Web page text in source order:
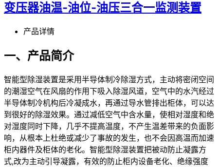
变压器油温-油位-油压三合一监测装置
产品详情
一、产品简介
智能型除湿装置是采用半导体制冷除湿方式，主动将密闭空间
的潮湿空气在风扇的作用下吸入除湿风道，空气中的水汽经过
半导体制冷机构后冷凝成水，再通过导水管排出柜体，可以达
到很好的除湿效果。通过减低空气中含水量，使相对湿度和绝
对湿度同时下降，几乎不提高温度，不产生温差带来的负面影
响，从根本上杜绝或减少了事故的发生，也不会因高温而加速
柜内器件及柜体的老化。智能型除湿装置把被动防止凝露方
式,改为主动引导凝露，有效的防止柜内设备老化、绝缘强度